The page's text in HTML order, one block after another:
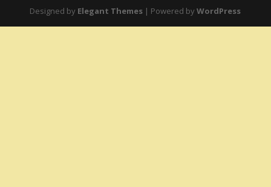
Designed by Elegant Themes | Powered byWordPress